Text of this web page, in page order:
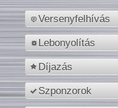
Versenyfelhívás
Lebonyolítás
Díjazás
Szponzorok